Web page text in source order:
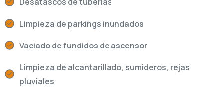
Limpieza de parkings inundados
Vaciado de fundidos de ascensor
Limpieza de alcantarillado, sumideros, rejas
pluviales